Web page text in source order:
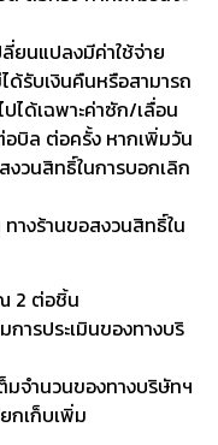
ยนแปลงมีค่าใช้จ่าย
รับเงินคืนหรือสามารถ
ปได้เฉพาะค่าซัก/เลื่อน
อบิล ต่อครั้ง หากเพิ่มวัน
งวนสิทธิ์ในการบอกเลิก
างร้านขอสงวนสิทธิ์ใน
2 ต่อชิ้น
ารประเมินของทางบริ
จำนวนของทางบริษัทฯ
กเก็บเพิ่ม